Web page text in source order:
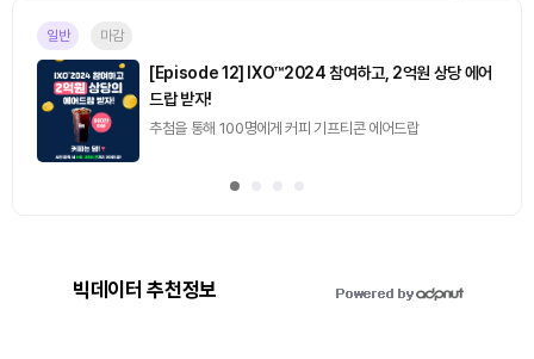
일반 마감
[Episode 12] IXO™2024 참여하고, 2억원 상당 에어
드랍 받자!
추첨을 통해 100명에게 커피 기프티콘 에어드랍
빅데이터 추천정보